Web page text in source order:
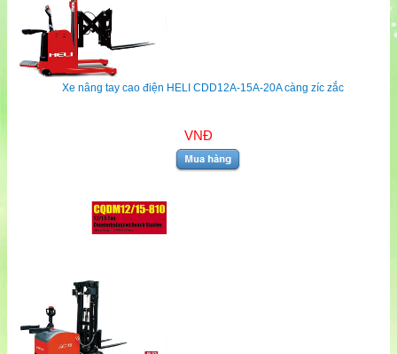
Xe nâng tay cao điện HELI CDD12A-15A-20A càng zíc zắc
VNĐ